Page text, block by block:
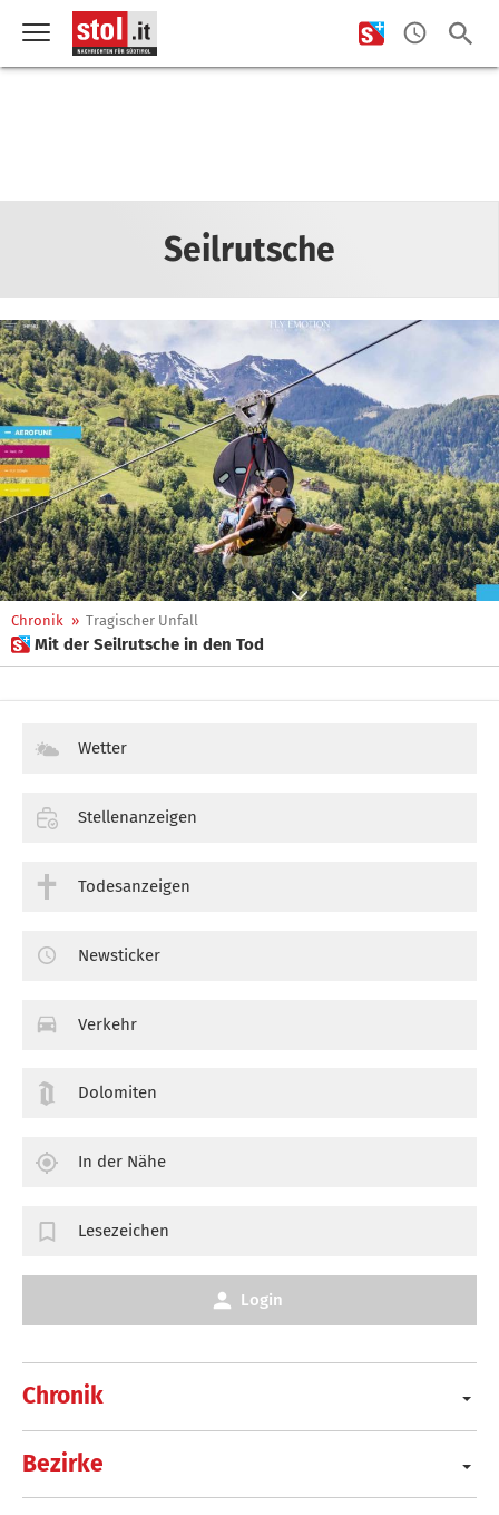
Seilrutsche
Chronik » Tragischer Unfall
 Mit der Seilrutsche in den Tod
Chronik
Bezirke
Wetter
Stellenanzeigen
Todesanzeigen
Newsticker
Verkehr
Dolomiten
In der Nähe
Lesezeichen
Login